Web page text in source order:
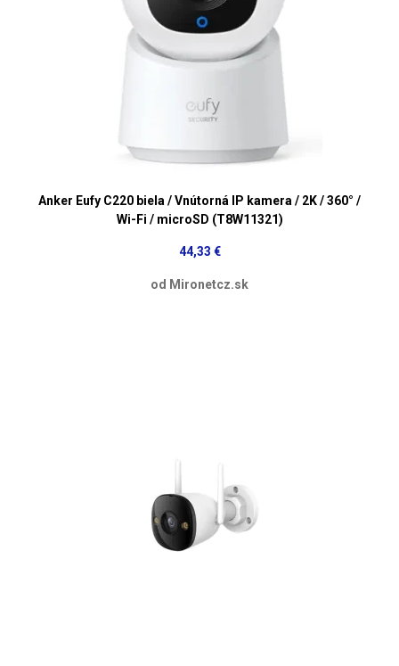
Anker Eufy C220 biela / Vnútorná IP kamera / 2K / 360° /
Wi-Fi / microSD (T8W11321)
44,33 €
od Mironetcz.sk